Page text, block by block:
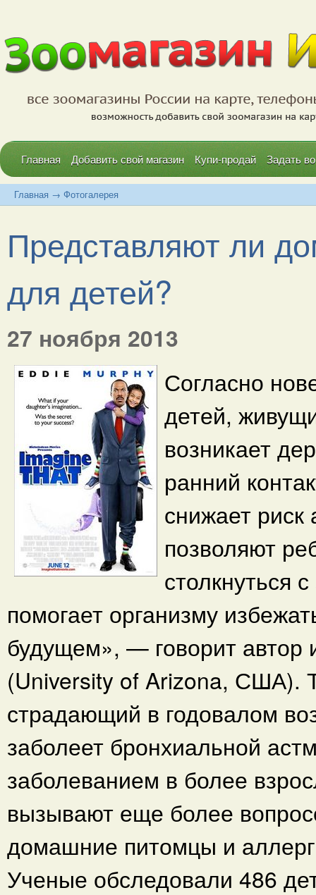
Главная Добавить свой магазин Купи-продай Задать
Главная → Фотогалерея
Представляют ли
для детей?
27 ноября 2013
Согласно
детей,
возникает
ранний
снижает
позволяют
столкнуться
помогает организму
будущем», — говорит автор
(University of Arizona, США).
страдающий в годовалом
заболеет бронхиальной
заболеванием в более
вызывают еще более
домашние питомцы и
Ученые обследовали 486